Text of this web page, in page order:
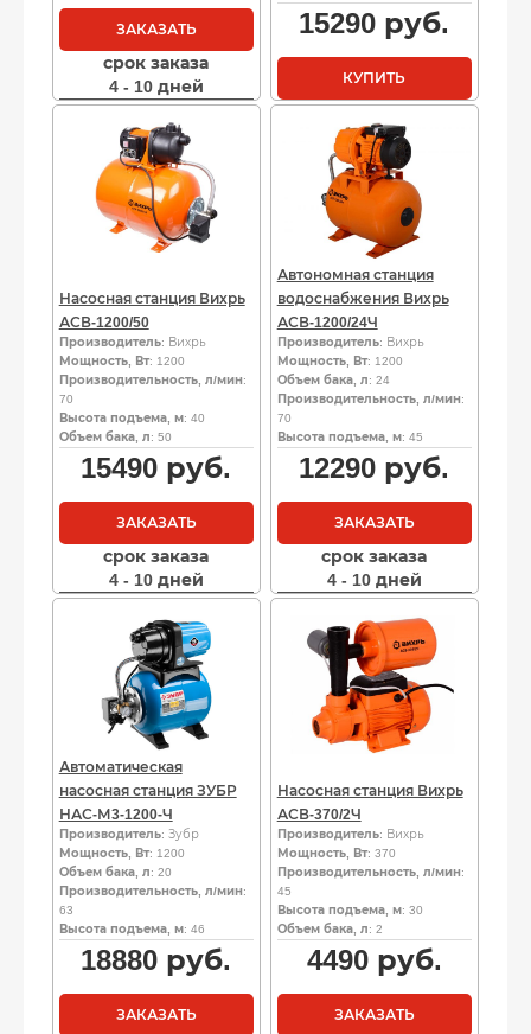
ЗАКАЗАТЬ
срок заказа
4 - 10 дней
15290 руб.
КУПИТЬ
Насосная станция Вихрь
АСВ-1200/50
Производитель: Вихрь
Мощность, Вт: 1200
Производительность, л/мин:
70
Высота подъема, м: 40
Объем бака, л: 50
15490 руб.
ЗАКАЗАТЬ
срок заказа
4 - 10 дней
Автономная станция
водоснабжения Вихрь
АСВ-1200/24Ч
Производитель: Вихрь
Мощность, Вт: 1200
Объем бака, л: 24
Производительность, л/мин:
70
Высота подъема, м: 45
12290 руб.
ЗАКАЗАТЬ
срок заказа
4 - 10 дней
Автоматическая
насосная станция ЗУБР
НАС-М3-1200-Ч
Производитель: Зубр
Мощность, Вт: 1200
Объем бака, л: 20
Производительность, л/мин:
63
Высота подъема, м: 46
18880 руб.
ЗАКАЗАТЬ
Насосная станция Вихрь
АСВ-370/2Ч
Производитель: Вихрь
Мощность, Вт: 370
Производительность, л/мин:
45
Высота подъема, м: 30
Объем бака, л: 2
4490руб.
ЗАКАЗАТЬ